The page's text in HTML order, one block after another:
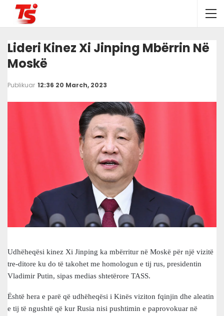
Lideri Kinez Xi Jinping Mbërrin Në
Moskë
Publikuar 12:36 20 March, 2023
Udhëheqësi kinez Xi Jinping ka mbërritur në Moskë për një vizitë
tre-ditore ku do të takohet me homologun e tij rus, presidentin
Vladimir Putin, sipas medias shtetërore TASS.
Është hera e parë që udhëheqësi i Kinës viziton fqinjin dhe aleatin
e tij të ngushtë që kur Rusia nisi pushtimin e paprovokuar në